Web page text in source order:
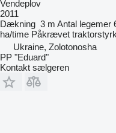
Vendeplov
2011
Dækning 3 m Antal legemer
ha/time Påkrævet
Ukraine, Zolotonosha
PP "Eduard"
Kontakt sælgeren